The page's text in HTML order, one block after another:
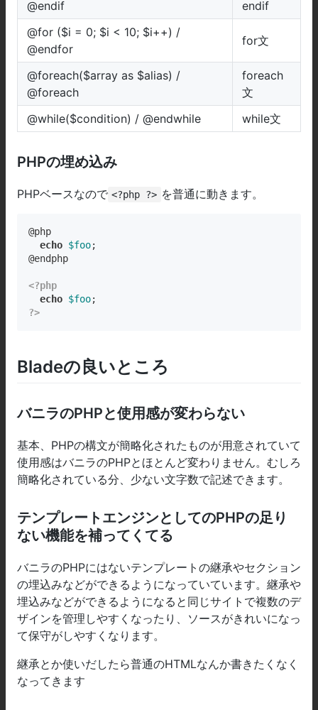
@endif
endif
@for ($i = 0; $i < 10; $i++) /
@endfor
for文
@foreach($array as $alias) /
@foreach
foreach
文
@while($condition) / @endwhile
while文
PHPの埋め込み
PHPベースなので <?php ?> を普通に動きます。
@php
echo $foo;
@endphp
<?php
echo $foo
?>
Bladeの良いところ
バニラのPHPと使用感が変わらない
基本、PHPの構文が簡略化されたものが用意されていて
使用感はバニラのPHPとほとんど変わりません。むしろ
簡略化されている分、少ない文字数で記述できます。
テンプレートエンジンとしてのPHPの足り
ない機能を補ってくてる
バニラのPHPにはないテンプレートの継承やセクション
の埋込みなどができるようになっていています。継承や
埋込みなどができるようになると同じサイトで複数のデ
ザインを管理しやすくなったり、ソースがきれいになっ
て保守がしやすくなります。
継承とか使いだしたら普通のHTMLなんか書きたくなく
なってきます